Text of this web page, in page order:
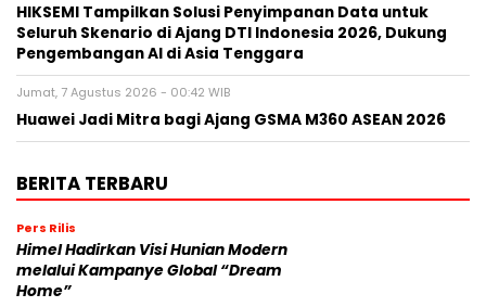
HIKSEMI Tampilkan Solusi Penyimpanan Data untuk
Seluruh Skenario di Ajang DTI Indonesia 2026, Dukung
Pengembangan AI di Asia Tenggara
Jumat, 7 Agustus 2026 - 00:42 WIB
Huawei Jadi Mitra bagi Ajang GSMA M360 ASEAN 2026
BERITA TERBARU
Pers Rilis
Himel Hadirkan Visi Hunian Modern
melalui Kampanye Global “Dream
Home”